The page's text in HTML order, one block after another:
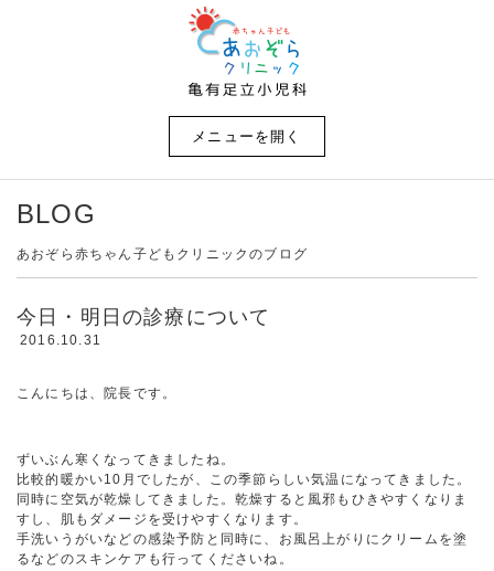
メニューを開く
BLOG
あおぞら赤ちゃん子どもクリニックのブログ
今日・明日の診療について
2016.10.31
こんにちは、院長です。
ずいぶん寒くなってきましたね。
比較的暖かい10月でしたが、この季節らしい気温になってきました。
同時に空気が乾燥してきました。乾燥すると風邪もひきやすくなりま
すし、肌もダメージを受けやすくなります。
手洗いうがいなどの感染予防と同時に、お風呂上がりにクリームを塗
るなどのスキンケアも行ってくださいね。